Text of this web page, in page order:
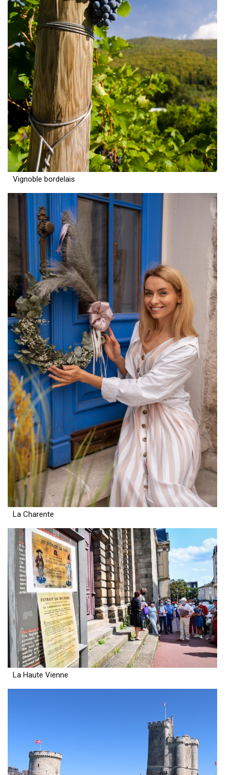
Vignoble bordelais
La Charente
La Haute Vienne